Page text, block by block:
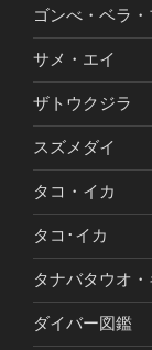
ゴンべ・ベラ・
サメ・エイ
ザトウクジラ
スズメダイ
タコ・イカ
タコ･イカ
タナバタウオ
ダイバー図鑑